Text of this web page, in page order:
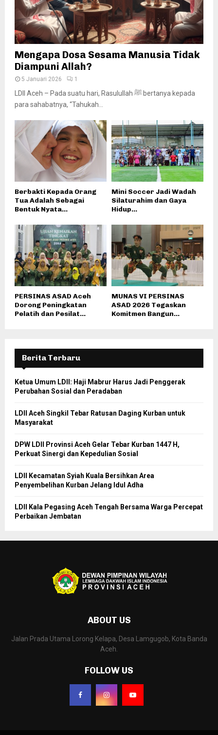
Mengapa Dosa Sesama Manusia Tidak
Diampuni Allah?
5 Januari 2026 1
LDII Aceh – Pada suatu hari, Rasulullah ﷺ bertanya kepada
para sahabatnya, “Tahukah...
Berbakti Kepada Orang
Tua Adalah Sebagai
Bentuk Nyata...
Mini Soccer Jadi Wadah
Silaturahim dan Gaya
Hidup...
PERSINAS ASAD Aceh
Dorong Peningkatan
Pelatih dan Pesilat...
MUNAS VI PERSINAS
ASAD 2026 Tegaskan
Komitmen Bangun...
Berita Terbaru
Ketua Umum LDII: Haji Mabrur Harus Jadi Penggerak
Perubahan Sosial dan Peradaban
LDII Aceh Singkil Tebar Ratusan Daging Kurban untuk
Masyarakat
DPW LDII Provinsi Aceh Gelar Tebar Kurban 1447 H,
Perkuat Sinergi dan Kepedulian Sosial
LDII Kecamatan Syiah Kuala Bersihkan Area
Penyembelihan Kurban Jelang Idul Adha
LDII Kala Pegasing Aceh Tengah Bersama Warga Percepat
Perbaikan Jembatan
ABOUT US
Jalan Prada Utama Lorong Kelapa, Desa Lamgugob, Kota Banda
Aceh.
FOLLOW US